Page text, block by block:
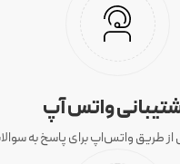
واتس آپ
طریق واتس‌اپ برای پاسخ به